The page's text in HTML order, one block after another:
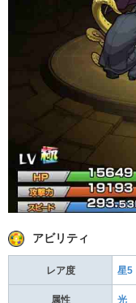
アビリティ
レア度 星5
属性 光